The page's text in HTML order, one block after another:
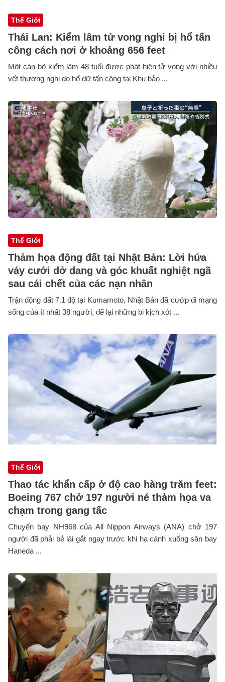
Thế Giới
Thái Lan: Kiểm lâm tử vong nghi bị hổ tấn
công cách nơi ở khoảng 656 feet
Một cán bộ kiểm lâm 48 tuổi được phát hiện tử vong với nhiều
vết thương nghi do hổ dữ tấn công tại Khu bảo ...
Thế Giới
Thảm họa động đất tại Nhật Bản: Lời hứa
váy cưới dở dang và góc khuất nghiệt ngã
sau cái chết của các nạn nhân
Trận động đất 7.1 độ tại Kumamoto, Nhật Bản đã cướp đi mạng
sống của ít nhất 38 người, để lại những bi kịch xót ...
Thế Giới
Thao tác khẩn cấp ở độ cao hàng trăm feet:
Boeing 767 chở 197 người né thảm họa va
chạm trong gang tấc
Chuyến bay NH968 của All Nippon Airways (ANA) chở 197
người đã phải bẻ lái gắt ngay trước khi hạ cánh xuống sân bay
Haneda ...